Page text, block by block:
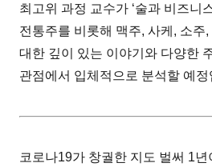
최고위 과정 교수가 ‘술과 비즈니
전통주를 비롯해 맥주, 사케, 소주,
대한 깊이 있는 이야기와 다양한
관점에서 입체적으로 분석할 예정
코로나19가 창궐한 지도 벌써 1